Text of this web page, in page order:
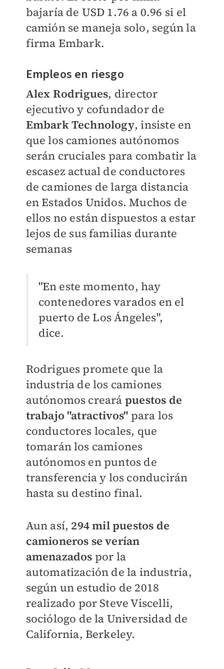
bajaría de USD 1.76 a 0.96 si el
camión se maneja solo, según la
firma Embark.
Empleos en riesgo
Alex Rodrigues, director
ejecutivo y cofundador de
Embark Technology, insiste en
que los camiones autónomos
serán cruciales para combatir la
escasez actual de conductores
de camiones de larga distancia
en Estados Unidos. Muchos de
ellos no están dispuestos a estar
lejos de sus familias durante
semanas
"En este momento, hay
contenedores varados en el
puerto de Los Ángeles",
dice.
Rodrigues promete que la
industria de los camiones
autónomos creará puestos de
trabajo "atractivos" para los
conductores locales, que
tomarán los camiones
autónomos en puntos de
transferencia y los conducirán
hasta su destino final.
Aun así, 294 mil puestos de
camioneros se verían
amenazados por la
automatización de la industria,
según un estudio de 2018
realizado por Steve Viscelli,
sociólogo de la Universidad de
California, Berkeley.